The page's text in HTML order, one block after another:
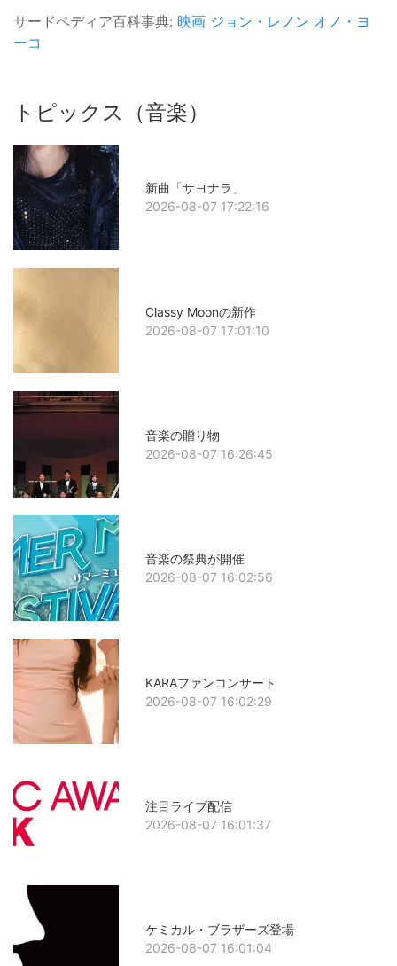
サードペディア百科事典: 映画 ジョン・レノン オノ・ヨ
ーコ
トピックス（音楽）
新曲「サヨナラ」
2026-08-07 17:22:16
Classy Moonの新作
2026-08-07 17:01:10
音楽の贈り物
2026-08-07 16:26:45
音楽の祭典が開催
2026-08-07 16:02:56
KARAファンコンサート
2026-08-07 16:02:29
注目ライブ配信
2026-08-07 16:01:37
ケミカル・ブラザーズ登場
2026-08-07 16:01:04